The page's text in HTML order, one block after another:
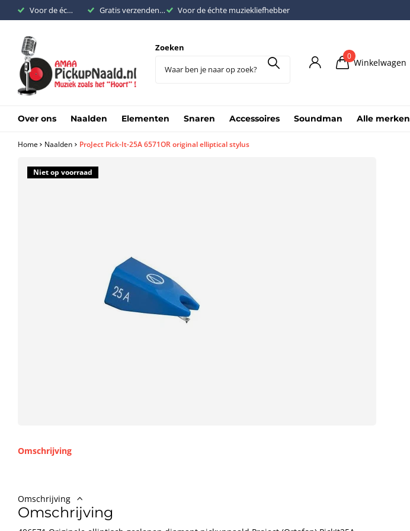
Voor de échte muziekliefhebber Gratis verzenden binnen Nederland vanaf €200,- Voor de échte muziekliefhebber
Zoeken
0
Winkelwagen
Over ons Naalden Elementen Snaren Accessoires Soundman Alle merken
Home Naalden ProJect Pick-It-25A 6571OR original elliptical stylus
Niet op voorraad
Omschrijving
Omschrijving
Omschrijving